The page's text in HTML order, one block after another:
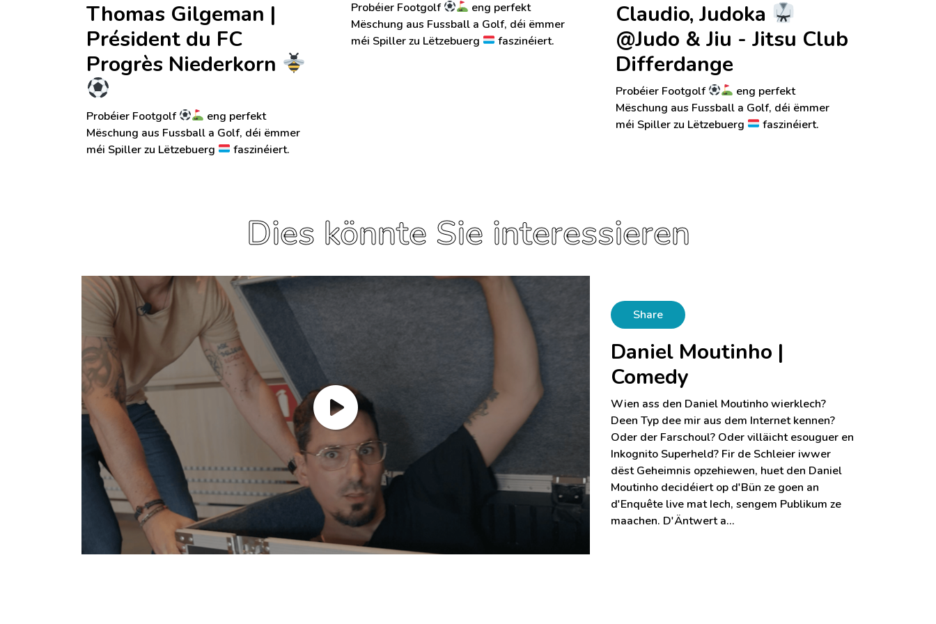
Thomas Gilgeman |
Président du FC
Progrès Niederkorn
Probéier Footgolf
eng perfekt
Mëschung aus Fussball a Golf, déi ëmmer
méi Spiller zu Lëtzebuerg
faszinéiert.
Probéier Footgolf
eng perfekt
Mëschung aus Fussball a Golf, déi ëmmer
méi Spiller zu Lëtzebuerg
faszinéiert.
Claudio, Judoka
@Judo & Jiu - Jitsu Club
Differdange
Probéier Footgolf
eng perfekt
Mëschung aus Fussball a Golf, déi ëmmer
méi Spiller zu Lëtzebuerg
faszinéiert.
Dies könnte Sie interessieren
Share
Daniel Moutinho |
Comedy
Wien ass den Daniel Moutinho wierklech?
Deen Typ dee mir aus dem Internet kennen?
Oder der Farschoul? Oder villäicht esouguer en
Inkognito Superheld? Fir de Schleier iwwer
dëst Geheimnis opzehiewen, huet den Daniel
Moutinho decidéiert op d'Bün ze goen an
d'Enquête live mat Iech, sengem Publikum ze
maachen. D'Äntwert a…